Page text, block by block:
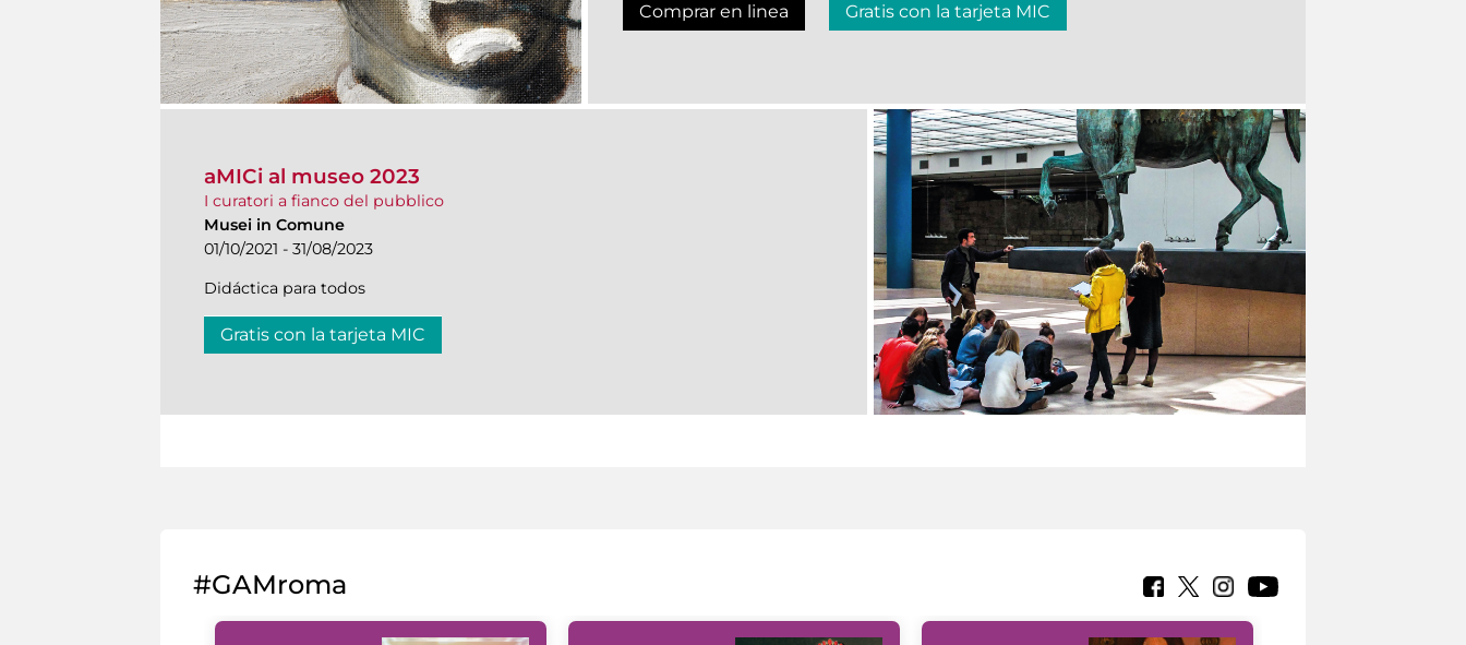
Comprar en linea Gratis con la tarjeta MIC
aMICi al museo 2023
I curatori a fianco del pubblico
Musei in Comune
01/10/2021 - 31/08/2023
Didáctica para todos
Gratis con la tarjeta MIC
#GAMroma